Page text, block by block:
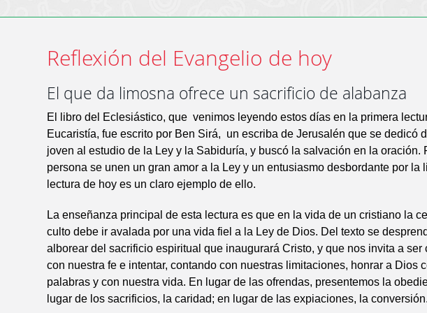
Reflexión del Evangelio de hoy
El que da limosna ofrece un sacrificio de alabanza
El libro del Eclesiástico, que venimos leyendo estos días en la primera
Eucaristía, fue escrito por Ben Sirá, un escriba de Jerusalén que se dedicó
joven al estudio de la Ley y la Sabiduría, y buscó la salvación en la oración.
persona se unen un gran amor a la Ley y un entusiasmo desbordante por la
lectura de hoy es un claro ejemplo de ello.
La enseñanza principal de esta lectura es que en la vida de un cristiano la
culto debe ir avalada por una vida fiel a la Ley de Dios. Del texto se
alborear del sacrificio espiritual que inaugurará Cristo, y que nos invita a ser
con nuestra fe e intentar, contando con nuestras limitaciones, honrar a Dios
palabras y con nuestra vida. En lugar de las ofrendas, presentemos la
lugar de los sacrificios, la caridad; en lugar de las expiaciones, la